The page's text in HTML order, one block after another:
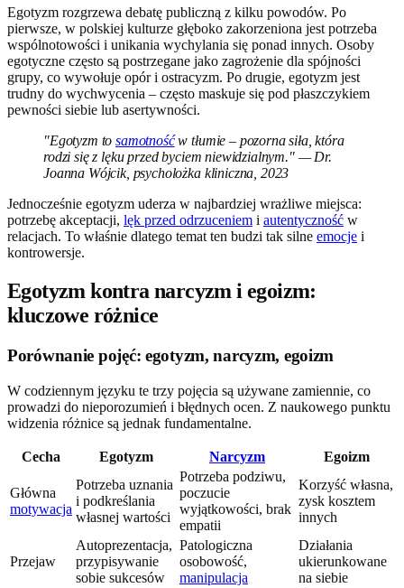
Egotyzm rozgrzewa debatę publiczną z kilku powodów. Po
pierwsze, w polskiej kulturze głęboko zakorzeniona jest potrzeba
wspólnotowości i unikania wychylania się ponad innych. Osoby
egotyczne często są postrzegane jako zagrożenie dla spójności
grupy, co wywołuje opór i ostracyzm. Po drugie, egotyzm jest
trudny do wychwycenia – często maskuje się pod płaszczykiem
pewności siebie lub asertywności.
"Egotyzm tosamotnośćw tłumie – pozorna siła, która
rodzi się z lęku przed byciem niewidzialnym." — Dr.
Joanna Wójcik, psycholożka kliniczna, 2023
Jednocześnie egotyzm uderza w najbardziej wrażliwe miejsca:
potrzebę akceptacji, lęk przed odrzuceniem i autentyczność w
relacjach. To właśnie dlatego temat ten budzi tak silne emocje i
kontrowersje.
Egotyzm kontra narcyzm i egoizm:
kluczowe różnice
Porównanie pojęć: egotyzm, narcyzm, egoizm
W codziennym języku te trzy pojęcia są używane zamiennie, co
prowadzi do nieporozumień i błędnych ocen. Z naukowego punktu
widzenia różnice są jednak fundamentalne.
Cecha Egotyzm Narcyzm Egoizm
Główna
motywacja
Potrzeba uznania
i podkreślania
własnej wartości
Potrzeba podziwu,
poczucie
wyjątkowości, brak
empatii
Korzyść własna,
zysk kosztem
innych
Przejaw
Autoprezentacja,
przypisywanie
sobie sukcesów
Patologiczna
osobowość,
manipulacja
Działania
ukierunkowane
na siebie